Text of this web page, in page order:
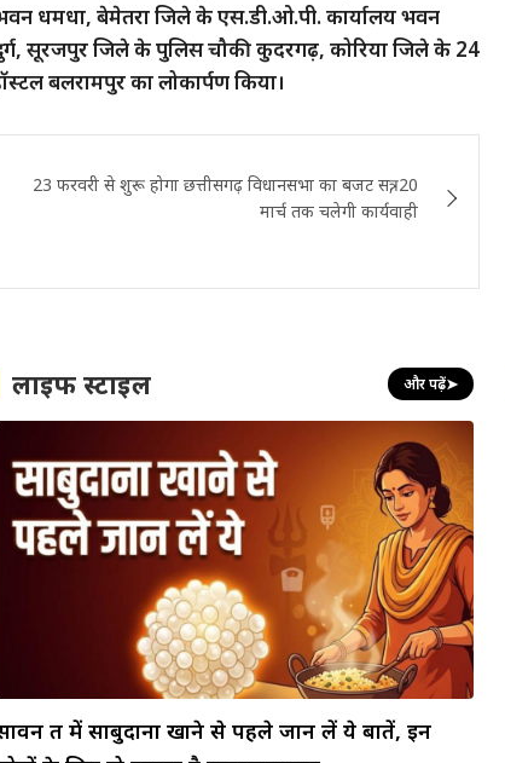
धमधा, बेमेतरा जिले के एस.डी.ओ.पी. कार्यालय भवन
सूरजपुर जिले के पुलिस चौकी कुदरगढ़, कोरिया जिले के 24
बलरामपुर का लोकार्पण किया।
23 फरवरी से शुरू होगा छत्तीसगढ़ विधानसभा का बजट सत्र, 20
मार्च तक चलेगी कार्यवाही
लाइफ स्टाइल और पढ़ें➤
व्रत में साबुदाना खाने से पहले जान लें ये बातें, इन